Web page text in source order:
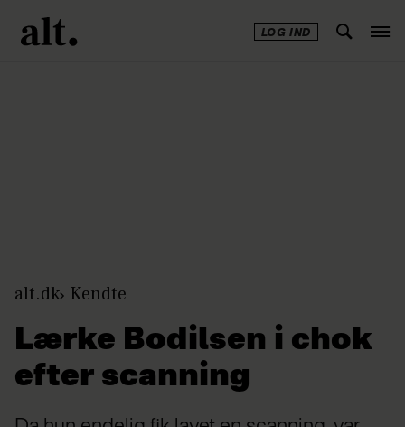
LOG IND
alt.dk Kendte
Lærke Bodilsen i chok
efter scanning